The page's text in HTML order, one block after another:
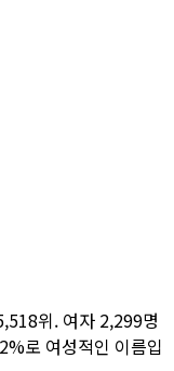
위. 여자 2,299명
로 여성적인 이름입